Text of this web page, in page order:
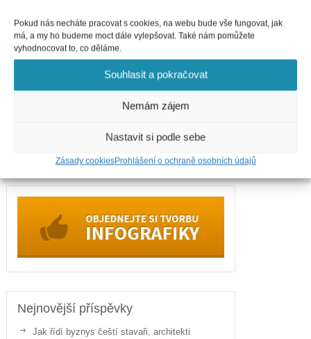
Pokud nás necháte pracovat s cookies, na webu bude vše fungovat, jak
má, a my ho budeme moct dále vylepšovat. Také nám pomůžete
vyhodnocovat to, co děláme.
Souhlasit a pokračovat
Nemám zájem
Nastavit si podle sebe
Zásady cookiesProhlášení o ochraně osobních údajů
Finance
Gastronomie
Nejnovější příspěvky
Jak řídí byznys čeští stavaři, architekti